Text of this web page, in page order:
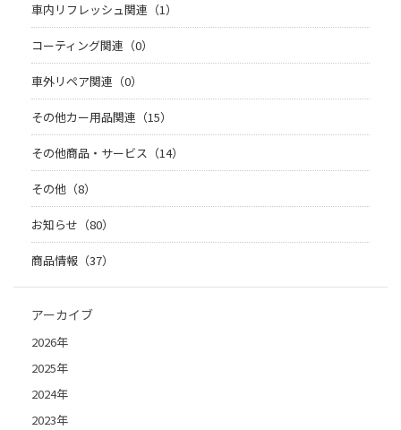
車内リフレッシュ関連（1）
コーティング関連（0）
車外リペア関連（0）
その他カー用品関連（15）
その他商品・サービス（14）
その他（8）
お知らせ（80）
商品情報（37）
アーカイブ
2026年
2025年
2024年
2023年